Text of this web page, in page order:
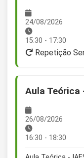
24/08/2026
15:30 - 17:30
Repetição
Aula Teórica
26/08/2026
16:30 - 18:30